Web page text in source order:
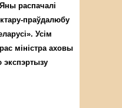
распачалі
праўдалюбу
Усім
міністра аховы
экспэртызу